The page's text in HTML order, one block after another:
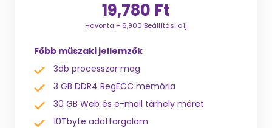
19,780 Ft
Havonta + 6,900 Beállítási díj
Főbb műszaki jellemzők
3db processzor mag
3 GB DDR4 RegECC memória
30 GB Web és e-mail tárhely méret
10Tbyte adatforgalom